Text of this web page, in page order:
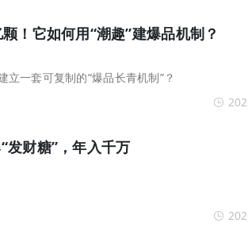
！它如何用“潮趣”建爆品机制？
一套可复制的“爆品长青机制”？
发财糖”，年入千万